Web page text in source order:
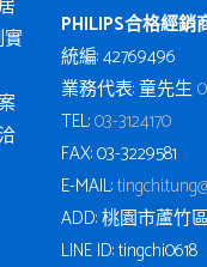
PHILIPS合格經銷
統編: 42769496
業務代表: 童先生
TEL:03-3124170
FAX: 03-3229581
E-MAIL:
ADD: 桃園市蘆竹
LINE ID: tingchi0618